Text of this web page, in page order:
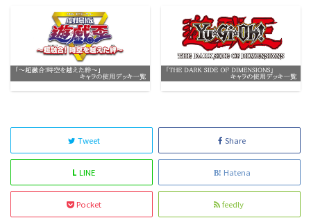
Tweet Share
L LINE Hatena
Pocket feedly